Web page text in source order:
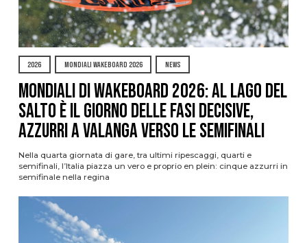
2026 MONDIALI WAKEBOARD 2026 NEWS
Mondiali di Wakeboard 2026: al Lago del
Salto è il giorno delle fasi decisive,
azzurri a valanga verso le semifinali
Nella quarta giornata di gare, tra ultimi ripescaggi, quarti e
semifinali, l’Italia piazza un vero e proprio en plein: cinque azzurri in
semifinale nella regina